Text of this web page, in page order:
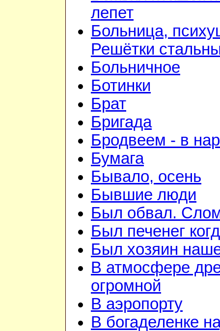
лепет
Больница,
Решётки
Больничное
Ботинки
Брат
Бригада
Бродвеем - в
Бумага
Бывало, осень
Бывшие люди
Был обвал.
Был печенег
Был хозяин
В атмосфере
огромной
В аэропорту
В богаделенке